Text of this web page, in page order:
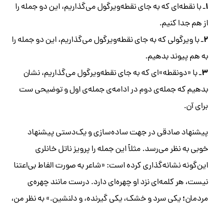
۱ـ با نقطه‌ای که به جای نقطه‌ویرگول می‌گذاریم، این دو جمله را
از هم جدا کنیم.
۲ـ با ویرگولی که به جای نقطه‌ویرگول می‌گذاریم، این دو جمله را
به هم پیوند بدهیم.
۳ـ با «دونقطه»‌ای که به جای نقطه‌ویرگول می‌گذاریم، نشان
بدهیم که جمله‌ی دوم در ادامه‌ی جمله‌ی اول و توضیحی ست
برای آن.
پیشنهاد صادقی در جهت ساده‌سازی و یک‌دستی پیشنهاد
خوبی به نظر می‌رسد. مثلاً این جمله را پرویز ناتل خانلری
این‌گونه نشانه‌گذاری کرده است: «شاعر به صورت الفاط بی‌اعتنا
نیست، هر کلمه‌ای نزد او چهره‌ای دارد. درست مانند چهره‌ی
مردمان؛یکی سرد و خشک، یکی گیرنده، و دلنشین.» به نظر من،